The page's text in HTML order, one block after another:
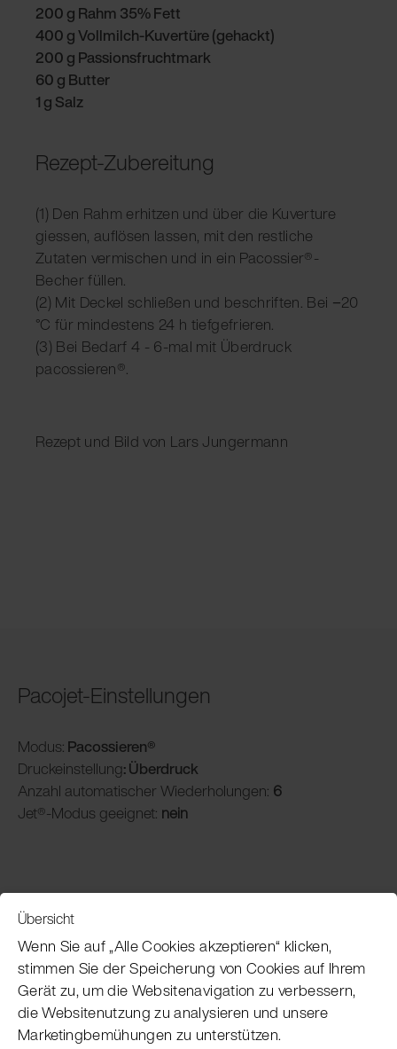
200 g Rahm 35% Fett
400 g Vollmilch-Kuvertüre (gehackt)
200 g Passionsfruchtmark
60 g Butter
1 g Salz
Rezept-Zubereitung
(1) Den Rahm erhitzen und über die Kuverture
giessen, auflösen lassen, mit den restliche
Zutaten vermischen und in ein Pacossier®-
Becher füllen.
(2) Mit Deckel schließen und beschriften. Bei −20
°C für mindestens 24 h tiefgefrieren.
(3) Bei Bedarf 4 - 6-mal mit Überdruck
pacossieren®.
Rezept und Bild von Lars Jungermann
Pacojet-Einstellungen
Modus: Pacossieren®
Druckeinstellung: Überdruck
Anzahl automatischer Wiederholungen: 6
Jet®-Modus geeignet: nein
Pacojet Newsletter
Möchten Sie regelmäßig über Neuigkeiten,
Übersicht
Wenn Sie auf „Alle Cookies akzeptieren“ klicken,
stimmen Sie der Speicherung von Cookies auf Ihrem
Gerät zu, um die Websitenavigation zu verbessern,
die Websitenutzung zu analysieren und unsere
Marketingbemühungen zu unterstützen.